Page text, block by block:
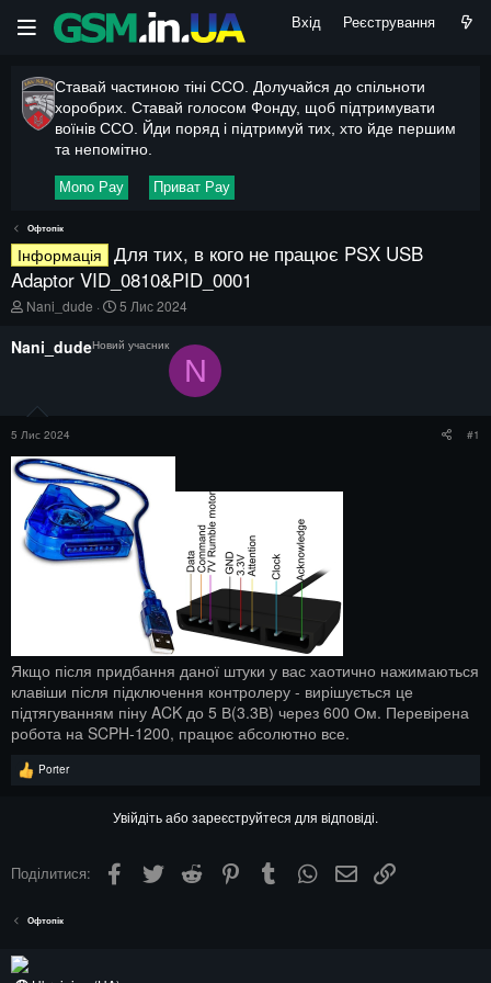
Вхід Реєстрування
Ставай частиною тіні ССО. Долучайся до спільноти
хоробрих. Ставай голосом Фонду, щоб підтримувати
воїнів ССО. Йди поряд і підтримуй тих, хто йде першим
та непомітно.
Mono Pay Приват Pay
Офтопік
Інформація Для тих, в кого не працює PSX USB
Adaptor VID_0810&PID_0001
А
о
е
м
и
Nani_dude
Д
т
к
у
5 Лис 2024
Nani_dudeНовий учасник
N
5 Лис 2024 #1
Якщо після придбання даної штуки у вас хаотично нажимаються
клавіши після підключення контролеру - вирішується це
підтягуванням піну ACK до 5 В(3.3В) через 600 Ом. Перевірена
робота на SCPH-1200, працює абсолютно все.
Р
:
Porter
Увійдіть або зареєструйтеся для відповіді.
Поділитися: FacebookTwitter Reddit PinterestTumblr WhatsAppЕлектронна пошта
Офтопік